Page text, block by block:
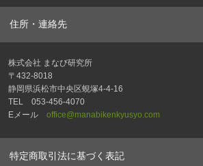
住所・連絡先
株式会社 まなび研究所
〒432-8018
静岡県浜松市中央区蜆塚4-4-16
TEL 053-456-4070
Eメール office@manabikenkyusyo.com
特定商取引法に基づく表記